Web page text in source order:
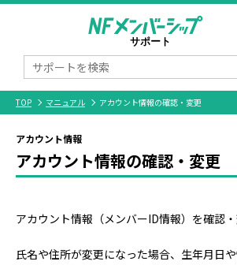
TOP マニュアル アカウント情報の確認・変更
アカウント情報
アカウント情報の確認・変更
アカウント情報（メンバーID情報）を確認・
氏名や住所が変更になった場合、生年月日